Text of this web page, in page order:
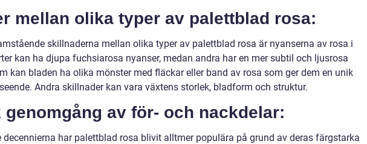
mellan olika typer av palettblad rosa:
skillnaderna mellan olika typer av palettblad rosa är nyanserna av rosa i
kan ha djupa fuchsiarosa nyanser, medan andra har en mer subtil och ljusrosa
kan bladen ha olika mönster med fläckar eller band av rosa som ger dem en unik
Andra skillnader kan vara växtens storlek, bladform och struktur.
av för- och nackdelar:
decennierna har palettblad rosa blivit alltmer populära på grund av deras färgstarka